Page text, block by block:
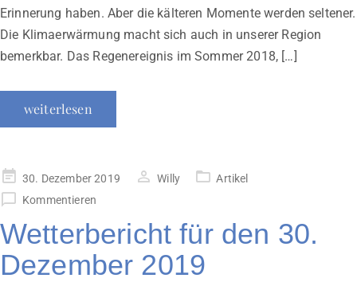
Erinnerung haben. Aber die kälteren Momente werden seltener.
Die Klimaerwärmung macht sich auch in unserer Region
bemerkbar. Das Regenereignis im Sommer 2018, […]
weiterlesen
Veröffentlicht
am
30. Dezember 2019 Willy
Artikel
Kommentieren
Wetterbericht für den 30.
Dezember 2019